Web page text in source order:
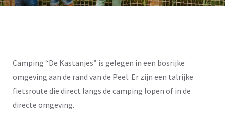
Camping “De Kastanjes” is gelegen in een bosrijke
omgeving aan de rand van de Peel. Er zijn een talrijke
fietsroute die direct langs de camping lopen of in de
directe omgeving.